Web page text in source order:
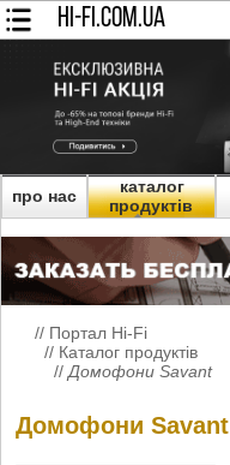
HI-FI.COM.UA
про нас
каталог
продуктів
// Портал Hi-Fi
// Каталог продуктів
// Домофони Savant
Домофони Savant